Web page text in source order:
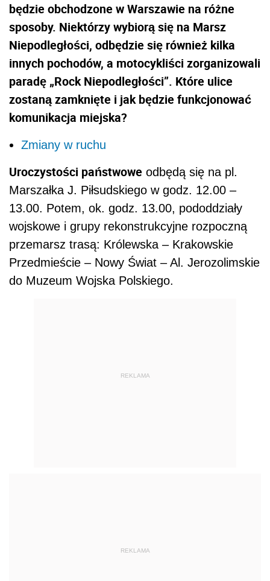
będzie obchodzone w Warszawie na różne
sposoby. Niektórzy wybiorą się na Marsz
Niepodległości, odbędzie się również kilka
innych pochodów, a motocykliści zorganizowali
paradę „Rock Niepodległości”. Które ulice
zostaną zamknięte i jak będzie funkcjonować
komunikacja miejska?
Zmiany w ruchu
Uroczystości państwowe odbędą się na pl.
Marszałka J. Piłsudskiego w godz. 12.00 –
13.00. Potem, ok. godz. 13.00, pododdziały
wojskowe i grupy rekonstrukcyjne rozpoczną
przemarsz trasą: Królewska – Krakowskie
Przedmieście – Nowy Świat – Al. Jerozolimskie
do Muzeum Wojska Polskiego.
REKLAMA
REKLAMA